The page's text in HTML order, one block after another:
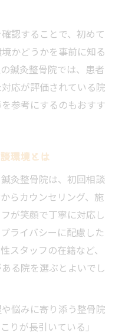
認することで、初めて
かどうかを事前に知る
鍼灸整骨院では、患者
応が評価されている院
参考にするのもおすす
環境とは
灸整骨院は、初回相談
らカウンセリング、施
が笑顔で丁寧に対応し
ライバシーに配慮した
スタッフの在籍など、
る院を選ぶとよいでし
悩みに寄り添う整骨院
りが長引いている」